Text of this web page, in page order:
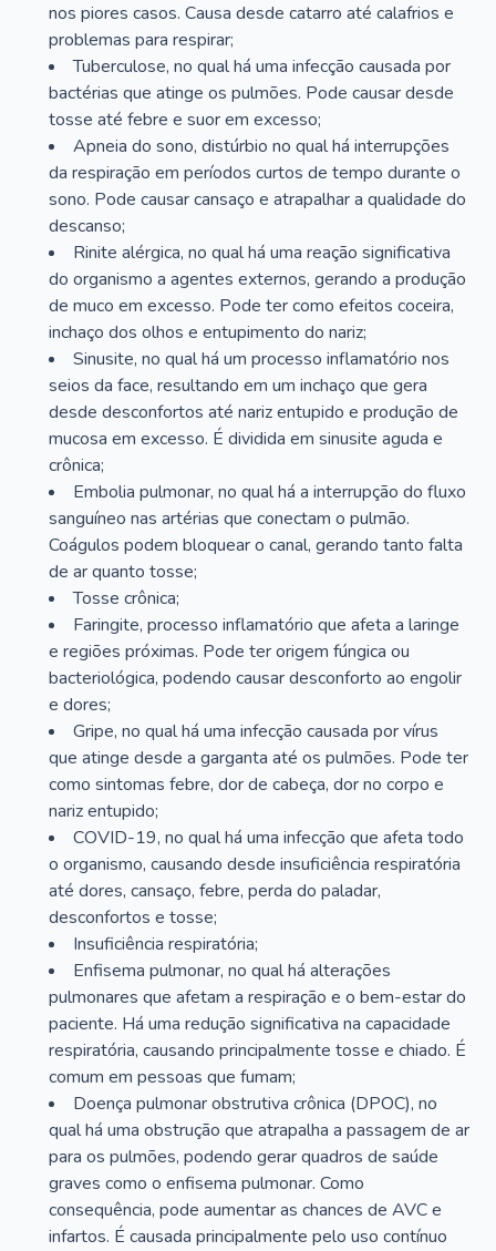
nos piores casos. Causa desde catarro até calafrios e
problemas para respirar;
Tuberculose, no qual há uma infecção causada por
bactérias que atinge os pulmões. Pode causar desde
tosse até febre e suor em excesso;
Apneia do sono, distúrbio no qual há interrupções
da respiração em períodos curtos de tempo durante o
sono. Pode causar cansaço e atrapalhar a qualidade do
descanso;
Rinite alérgica, no qual há uma reação significativa
do organismo a agentes externos, gerando a produção
de muco em excesso. Pode ter como efeitos coceira,
inchaço dos olhos e entupimento do nariz;
Sinusite, no qual há um processo inflamatório nos
seios da face, resultando em um inchaço que gera
desde desconfortos até nariz entupido e produção de
mucosa em excesso. É dividida em sinusite aguda e
crônica;
Embolia pulmonar, no qual há a interrupção do fluxo
sanguíneo nas artérias que conectam o pulmão.
Coágulos podem bloquear o canal, gerando tanto falta
de ar quanto tosse;
Tosse crônica;
Faringite, processo inflamatório que afeta a laringe
e regiões próximas. Pode ter origem fúngica ou
bacteriológica, podendo causar desconforto ao engolir
e dores;
Gripe, no qual há uma infecção causada por vírus
que atinge desde a garganta até os pulmões. Pode ter
como sintomas febre, dor de cabeça, dor no corpo e
nariz entupido;
COVID-19, no qual há uma infecção que afeta todo
o organismo, causando desde insuficiência respiratória
até dores, cansaço, febre, perda do paladar,
desconfortos e tosse;
Insuficiência respiratória;
Enfisema pulmonar, no qual há alterações
pulmonares que afetam a respiração e o bem-estar do
paciente. Há uma redução significativa na capacidade
respiratória, causando principalmente tosse e chiado. É
comum em pessoas que fumam;
Doença pulmonar obstrutiva crônica (DPOC), no
qual há uma obstrução que atrapalha a passagem de ar
para os pulmões, podendo gerar quadros de saúde
graves como o enfisema pulmonar. Como
consequência, pode aumentar as chances de AVC e
infartos. É causada principalmente pelo uso contínuo